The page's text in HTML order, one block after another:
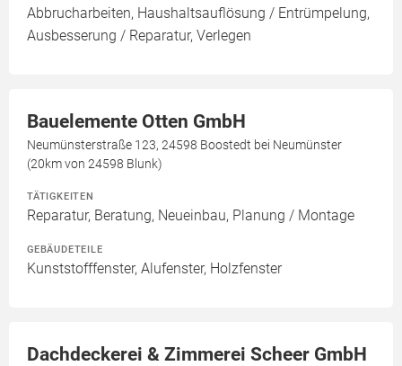
Abbrucharbeiten, Haushaltsauflösung / Entrümpelung,
Ausbesserung / Reparatur, Verlegen
Bauelemente Otten GmbH
Neumünsterstraße 123, 24598 Boostedt bei Neumünster
(20km von 24598 Blunk)
TÄTIGKEITEN
Reparatur, Beratung, Neueinbau, Planung / Montage
GEBÄUDETEILE
Kunststofffenster, Alufenster, Holzfenster
Dachdeckerei & Zimmerei Scheer GmbH